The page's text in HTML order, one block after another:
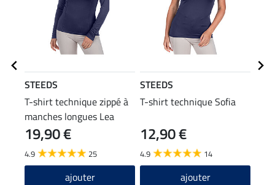
STEEDS
T-shirt technique zippé à
manches longues Lea
19,90 €
4.9 25
ajouter
STEEDS
T-shirt technique Sofia
12,90 €
4.9 14
ajouter